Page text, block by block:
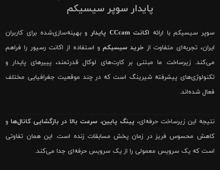
پایدار سوپر سیسیکم
سوپر سیسیکم با ارائه اکانت CCcam پایدار
و بهینه‌سازی‌شده برای کاربران
ایران، تجربه‌ای متفاوت از خرید سیسیکمو استفاده از اکانت رسیور را فراهم
می‌کند. زیرساخت ما مبتنی بر کارت‌های لوکال قدرتمند، پییرهای پایدار و
تکنولوژی‌های پیشرفته شیرینگ است که در چند موقعیت جغرافیایی مختلف
فعال شده‌اند.
نتیجه این زیرساخت حرفه‌ای، پینگ پایین، سرعت بالا در بازگشایی کانال‌هاو
کاهش محسوس فریز در زمان پخش مسابقات زنده است. این همان تفاوتی
است که یک سرویس معمولی را از یک سرویس حرفه‌ای جدا می‌کند.